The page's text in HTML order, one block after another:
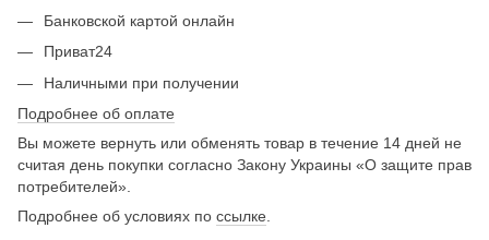
Банковской картой онлайн
Приват24
Наличными при получении
Подробнее об оплате
Вы можете вернуть или обменять товар в течение 14 дней не
считая день покупки согласно Закону Украины «О защите прав
потребителей».
Подробнее об условиях по ссылке